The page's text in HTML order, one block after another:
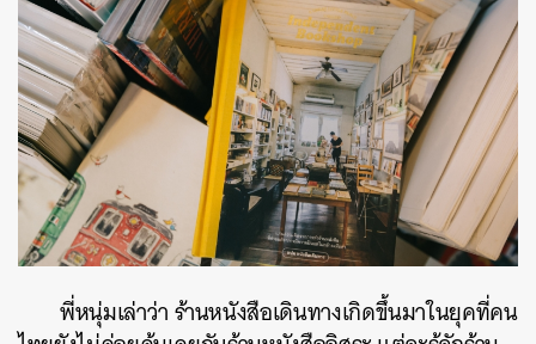
พี่หนุ่มเล่าว่า ร้านหนังสือเดินทางเกิดขึ้นมาในยุคที่คน